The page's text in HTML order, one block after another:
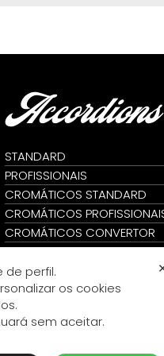
Accordions
STANDARD
PROFISSIONAIS
CROMÁTICOS STANDARD
CROMÁTICOS
CROMÁTICOS CONVERTOR
PROFISSIONAIS CONVERTOR
DIATÔNICOS
de perfil.
os cookies
sem aceitar.